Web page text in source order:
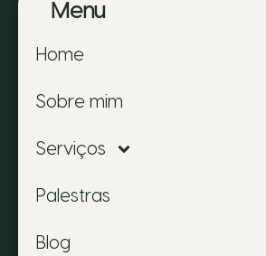
Menu
Home
Sobre mim
Serviços
Palestras
Blog